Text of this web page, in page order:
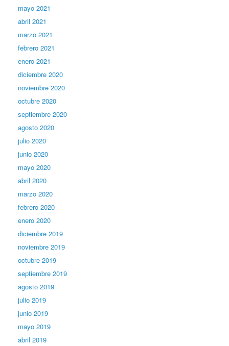
mayo 2021
abril 2021
marzo 2021
febrero 2021
enero 2021
diciembre 2020
noviembre 2020
octubre 2020
septiembre 2020
agosto 2020
julio 2020
junio 2020
mayo 2020
abril 2020
marzo 2020
febrero 2020
enero 2020
diciembre 2019
noviembre 2019
octubre 2019
septiembre 2019
agosto 2019
julio 2019
junio 2019
mayo 2019
abril 2019